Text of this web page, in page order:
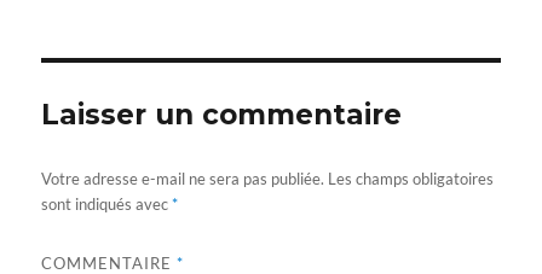
Laisser un commentaire
Votre adresse e-mail ne sera pas publiée. Les champs obligatoires
sont indiqués avec*
COMMENTAIRE*